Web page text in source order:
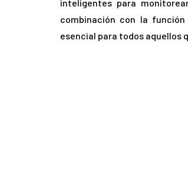
inteligentes para
combinación con la
esencial para todos aquellos